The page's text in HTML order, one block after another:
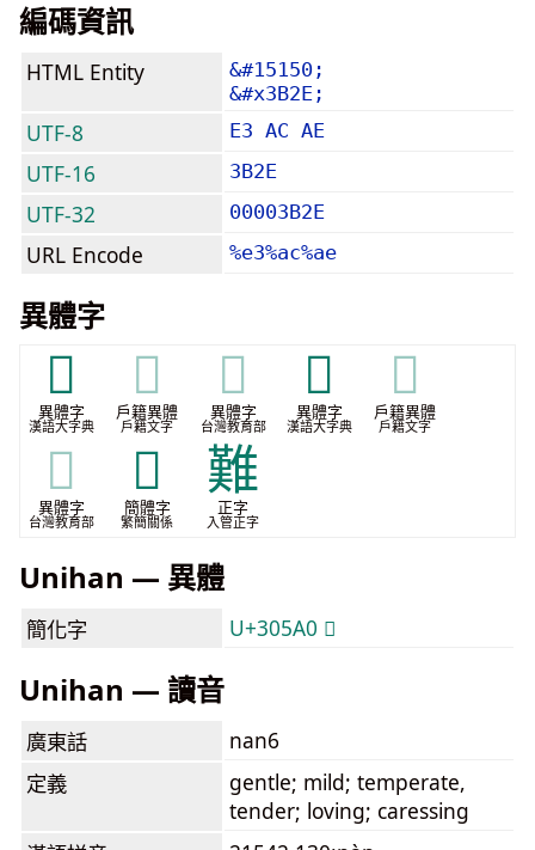
編碼資訊
HTML Entity
&#15150;
&#x3B2E;
UTF-8 E3 AC AE
UTF-16 3B2E
UTF-32 00003B2E
URL Encode %e3%ac%ae
異體字
𣋸
異體字
漢語大字典
𣋸
戶籍異體
戶籍文字
𣋸
異體字
台灣教育部
𣌖
異體字
漢語大字典
𣌖
戶籍異體
戶籍文字
𣌖
異體字
台灣教育部
𰖠
簡體字
繁簡關係
難
正字
入管正字
Unihan — 異體
簡化字 U+305A0 𰖠
Unihan — 讀音
廣東話
nan6
定義
gentle; mild; temperate,
tender; loving; caressing